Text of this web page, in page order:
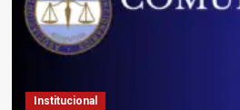
Institucional